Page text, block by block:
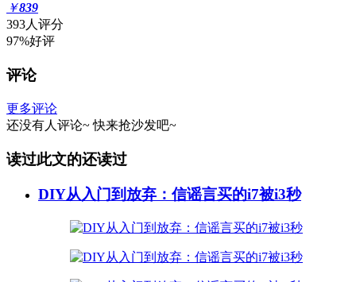
￥839
393人评分
97%好评
评论
更多评论
还没有人评论~ 快来抢沙发吧~
读过此文的还读过
DIY从入门到放弃：信谣言买的i7被i3秒